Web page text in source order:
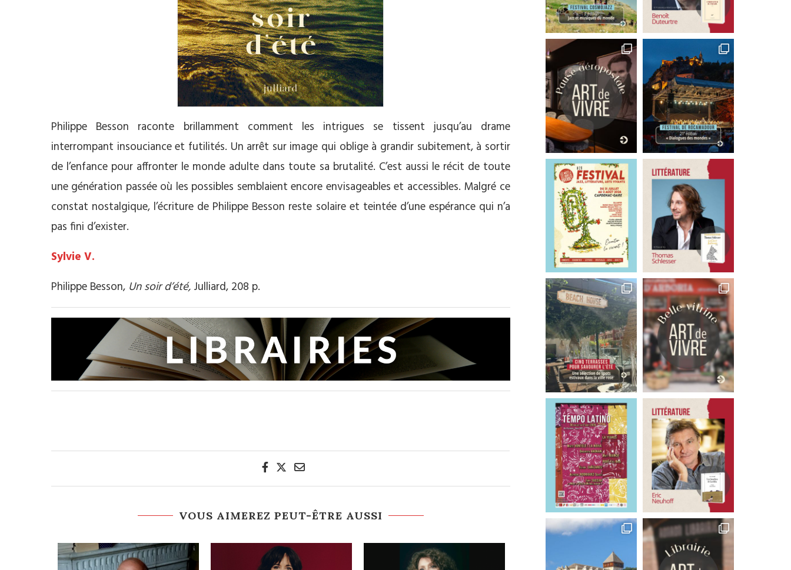
Philippe Besson raconte brillamment comment les intrigues se tissent jusqu’au drame
interrompant insouciance et futilités. Un arrêt sur image qui oblige à grandir subitement, à sortir
de l’enfance pour affronter le monde adulte dans toute sa brutalité. C’est aussi le récit de toute
une génération passée où les possibles semblaient encore envisageables et accessibles. Malgré ce
constat nostalgique, l’écriture de Philippe Besson reste solaire et teintée d’une espérance qui n’a
pas fini d’exister.
Sylvie V.
Philippe Besson, Un soir d’été, Julliard, 208 p.
VOUS AIMEREZ PEUT-ÊTRE AUSSI